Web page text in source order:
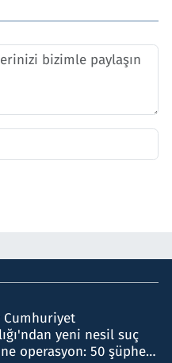
Cumhuriyet
yeni nesil suç
operasyon: 50 şüpheli